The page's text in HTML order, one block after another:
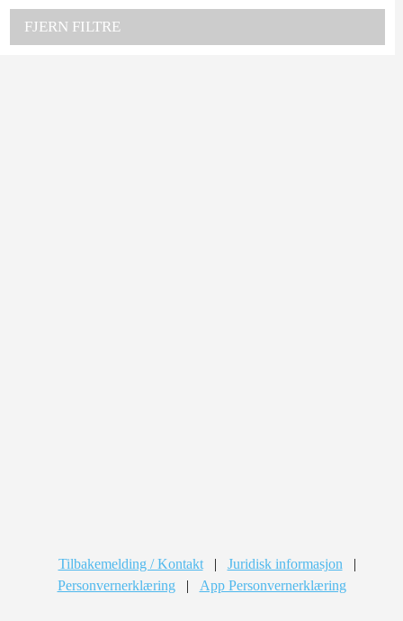
FJERN FILTRE
Tilbakemelding / Kontakt | Juridisk informasjon
|
Personvernerklæring
| App Personvernerklæring